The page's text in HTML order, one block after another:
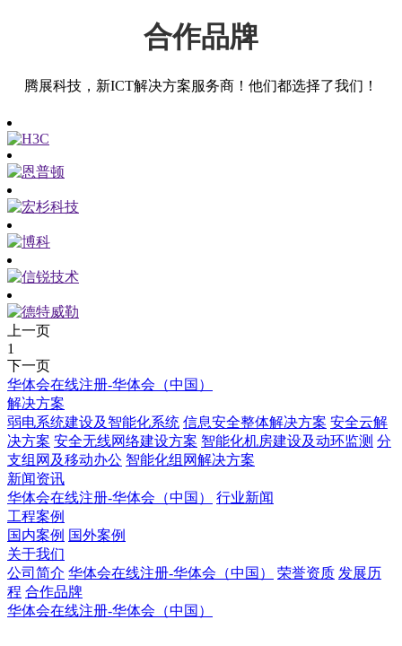
合作品牌
腾展科技，新ICT解决方案服务商！他们都选择了我们！
上一页
1
下一页
华体会在线注册-华体会（中国）
解决方案
弱电系统建设及智能化系统 信息安全整体解决方案 安全云解
决方案 安全无线网络建设方案 智能化机房建设及动环监测 分
支组网及移动办公 智能化组网解决方案
新闻资讯
华体会在线注册-华体会（中国）
行业新闻
工程案例
国内案例 国外案例
关于我们
公司简介 华体会在线注册-华体会（中国） 荣誉资质 发展历
程 合作品牌
华体会在线注册-华体会（中国）